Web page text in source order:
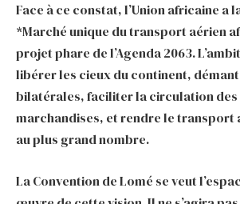
Face à ce constat, l’Union africaine a
*Marché unique du transport aérien
projet phare de l’Agenda 2063.
libérer les cieux du continent,
bilatérales, faciliter la circulation des
marchandises, et rendre le transport
au plus grand nombre.
La Convention de Lomé se veut